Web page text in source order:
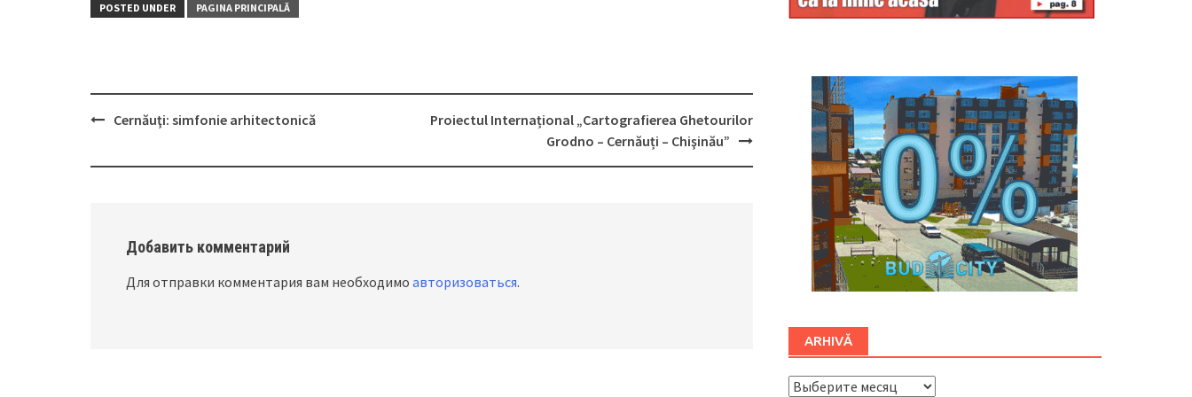
POSTED UNDER PAGINA PRINCIPALĂ
navigation
Cernăuţi: simfonie arhitectonică
Proiectul Internațional „Cartografierea Ghetourilor
Grodno – Cernăuți – Chişinău”
Добавить комментарий
Для отправки комментария вам необходимо авторизоваться.
ARHIVĂ
ARHIVĂ